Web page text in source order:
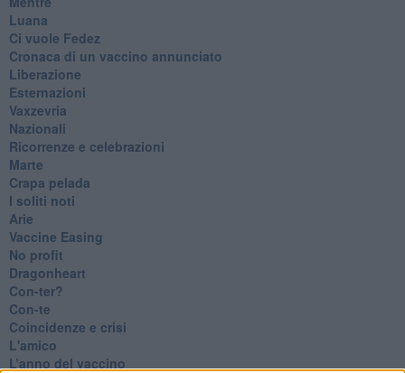
Luana
​Ci vuole Fedez
​Cronaca di un vaccino annunciato
​Liberazione
Esternazioni
Vaxzevria
Nazionali
​Ricorrenze e celebrazioni
Marte
​Crapa pelada
​I soliti noti
Arie
​Vaccine Easing
No profit
Dragonheart
Con-ter?
​Con-te
Coincidenze e crisi
L'amico
​L’anno del vaccino